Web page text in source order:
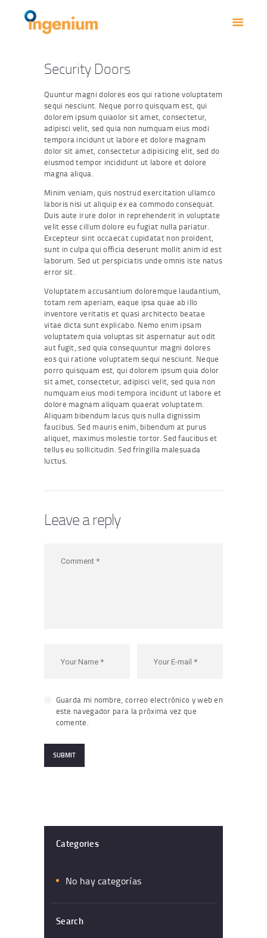
NOSOTROS
CONTACTO
Security Doors
Quuntur magni dolores eos qui ratione voluptatem
sequi nesciunt. Neque porro quisquam est, qui
dolorem ipsum quiaolor sit amet, consectetur,
adipisci velit, sed quia non numquam eius modi
tempora incidunt ut labore et dolore magnam
dolor sit amet, consectetur adipisicing elit, sed do
eiusmod tempor incididunt ut labore et dolore
magna aliqua.
Minim veniam, quis nostrud exercitation ullamco
laboris nisi ut aliquip ex ea commodo consequat.
Duis aute irure dolor in reprehenderit in voluptate
velit esse cillum dolore eu fugiat nulla pariatur.
Excepteur sint occaecat cupidatat non proident,
sunt in culpa qui officia deserunt mollit anim id est
laborum. Sed ut perspiciatis unde omnis iste natus
error sit.
Voluptatem accusantium doloremque laudantium,
totam rem aperiam, eaque ipsa quae ab illo
inventore veritatis et quasi architecto beatae
vitae dicta sunt explicabo. Nemo enim ipsam
voluptatem quia voluptas sit aspernatur aut odit
aut fugit, sed quia consequuntur magni dolores
eos qui ratione voluptatem sequi nesciunt. Neque
porro quisquam est, qui dolorem ipsum quia dolor
sit amet, consectetur, adipisci velit, sed quia non
numquam eius modi tempora incidunt ut labore et
dolore magnam aliquam quaerat voluptatem.
Aliquam bibendum lacus quis nulla dignissim
faucibus. Sed mauris enim, bibendum at purus
aliquet, maximus molestie tortor. Sed faucibus et
tellus eu sollicitudin. Sed fringilla malesuada
luctus.
Leave a reply
Guarda mi nombre, correo electrónico y web en
este navegador para la próxima vez que
comente.
Categories
No hay categorías
Search